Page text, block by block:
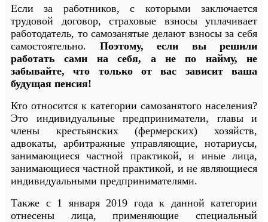
Если за работников, с которыми заключается
трудовой договор, страховые взносы уплачивает
работодатель, то самозанятые делают взносы за себя
самостоятельно. Поэтому, если вы решили
работать сами на себя, а не по найму, не
забывайте, что только от вас зависит ваша
будущая пенсия!
Кто относится к категории самозанятого населения?
Это индивидуальные предприниматели, главы и
члены крестьянских (фермерских) хозяйств,
адвокаты, арбитражные управляющие, нотариусы,
занимающиеся частной практикой, и иные лица,
занимающиеся частной практикой, и не являющиеся
индивидуальными предпринимателями.
Также с 1 января 2019 года к данной категории
отнесены лица, применяющие специальный